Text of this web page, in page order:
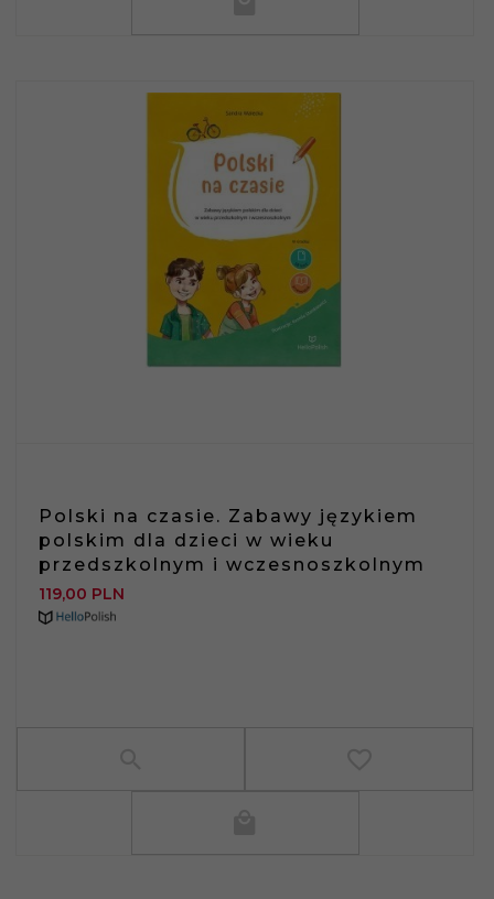
Polski na czasie. Zabawy językiem
polskim dla dzieci w wieku
przedszkolnym i wczesnoszkolnym
119,00 PLN